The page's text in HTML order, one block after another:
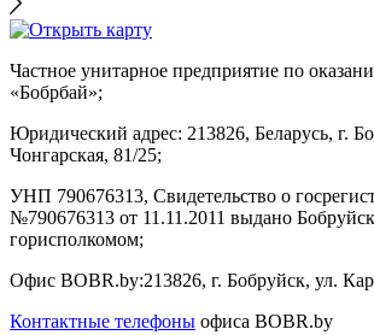
Частное унитарное предприятие по
«Бобрбай»;
Юридический адрес: 213826, Беларусь, г.
Чонгарская, 81/25;
УНП 790676313, Свидетельство о
№790676313 от 11.11.2011 выдано
горисполкомом;
Офис BOBR.by:213826, г. Бобруйск, ул.
Контактные телефоны офиса BOBR.by